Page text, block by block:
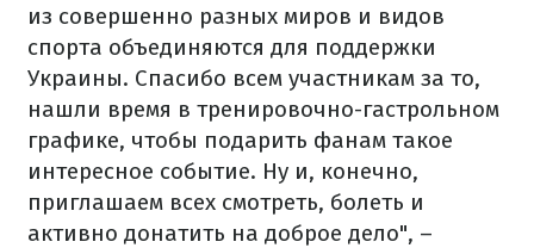
из совершенно разных миров и видов
спорта объединяются для поддержки
Украины. Спасибо всем участникам за то,
нашли время в тренировочно-гастрольном
графике, чтобы подарить фанам такое
интересное событие. Ну и, конечно,
приглашаем всех смотреть, болеть и
активно донатить на доброе дело", –